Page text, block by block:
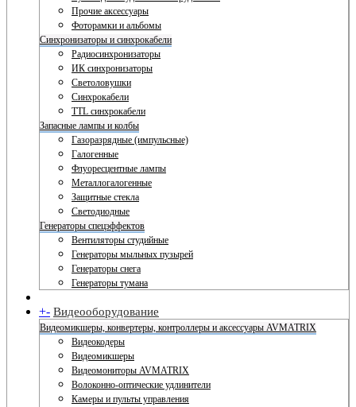
Прочие аксессуары
Фоторамки и альбомы
Синхронизаторы и синхрокабели
Радиосинхронизаторы
ИК синхронизаторы
Светоловушки
Синхрокабели
TTL синхрокабели
Запасные лампы и колбы
Газоразрядные (импульсные)
Галогенные
Флуоресцентные лампы
Металлогалогенные
Защитные стекла
Светодиодные
Генераторы спецэффектов
Вентиляторы студийные
Генераторы мыльных пузырей
Генераторы снега
Генераторы тумана
+- Видеооборудование
Видеомикшеры, конвертеры, контроллеры и аксессуары AVMATRIX
Видеокодеры
Видеомикшеры
Видеомониторы AVMATRIX
Волоконно-оптические удлинители
Камеры и пульты управления